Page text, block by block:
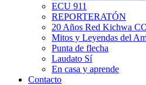
ECU 911
REPORTERATÓN
20 Años Red Kichwa
Mitos y Leyendas del
Punta de flecha
Laudato Sí
En casa y aprende
Contacto